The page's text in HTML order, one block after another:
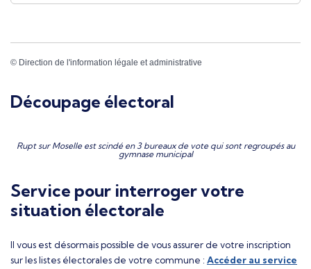
© Direction de l'information légale et administrative
Découpage électoral
Rupt sur Moselle est scindé en 3 bureaux de vote qui sont regroupés au
gymnase municipal
Service pour interroger votre
situation électorale
Il vous est désormais possible de vous assurer de votre inscription
sur les listes électorales de votre commune : Accéder au service